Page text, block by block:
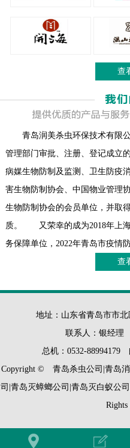
查
青岛润美杀虫环保技术有限公
管理部门审批、注册、登记成立
病媒生物防制及监测、卫生防疫
害生物防制协会、中国物业管理
生物防制协会的会员单位，并取
质。 又荣幸的成为2018年上海
务保障单位，2022年青岛市疫情
查
地址：山东省青岛市市北
联系人：银经理
总机：0532-88994179
Copyright © 青岛杀虫公司|青岛
司|青岛灭蟑螂公司|青岛灭白蚁公
Rights